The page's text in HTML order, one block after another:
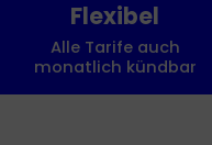
Flexibel
Alle Tarife auch
monatlich kündbar